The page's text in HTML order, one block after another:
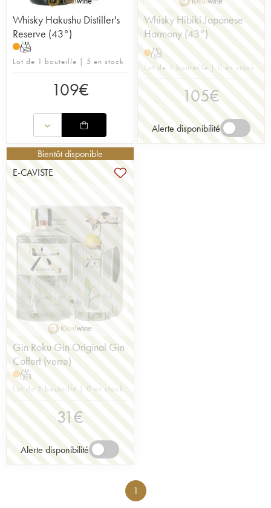
Whisky Hakushu Distiller's
Reserve (43°)
T
Lot de 1 bouteille | 5 en stock
109€
Whisky Hibiki Japanese
Harmony (43°)
T
Lot de 1 bouteille | 0 en stock
105€
Alerte disponibilité
Bientôt disponible
E-CAVISTE
Gin Roku Gin Original Gin
Coffert (verre)
T
Lot de 1 bouteille | 0 en stock
31€
Alerte disponibilité
1